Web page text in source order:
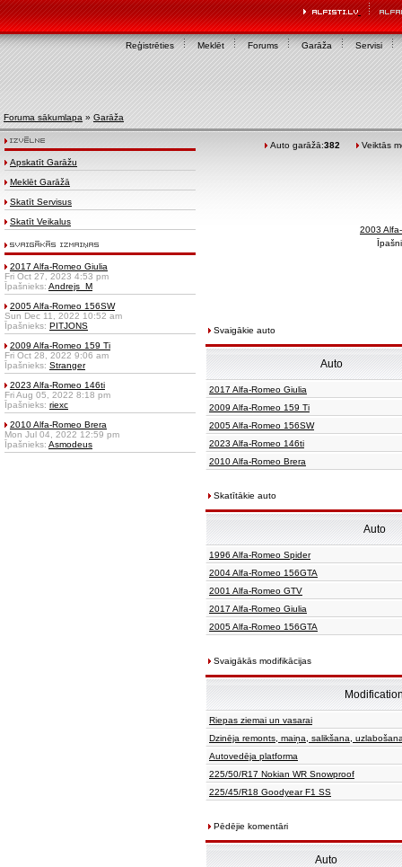
Reģistrēties Meklēt Forums Garāža Servisi
Foruma sākumlapa » Garāža
Apskatīt Garāžu
Meklēt Garāžā
Skatīt Servisus
Skatīt Veikalus
2017 Alfa-Romeo Giulia
Fri Oct 27, 2023 4:53 pm
Īpašnieks: Andrejs_M
2005 Alfa-Romeo 156SW
Sun Dec 11, 2022 10:52 am
Īpašnieks: PITJONS
2009 Alfa-Romeo 159 Ti
Fri Oct 28, 2022 9:06 am
Īpašnieks: Stranger
2023 Alfa-Romeo 146ti
Fri Aug 05, 2022 8:18 pm
Īpašnieks: riexc
2010 Alfa-Romeo Brera
Mon Jul 04, 2022 12:59 pm
Īpašnieks: Asmodeus
Auto garāžā:382 Veiktās
2003
Svaigākie auto
Auto
2017 Alfa-Romeo Giulia
2009 Alfa-Romeo 159 Ti
2005 Alfa-Romeo 156SW
2023 Alfa-Romeo 146ti
2010 Alfa-Romeo Brera
Skatītākie auto
Auto
1996 Alfa-Romeo Spider
2004 Alfa-Romeo 156GTA
2001 Alfa-Romeo GTV
2017 Alfa-Romeo Giulia
2005 Alfa-Romeo 156GTA
Svaigākās modifikācijas
Riepas ziemai un vasarai
Dzinēja remonts, maiņa, salikšana,
Autovedēja platforma
225/50/R17 Nokian WR Snowproof
225/45/R18 Goodyear F1 SS
Pēdējie komentāri
Auto